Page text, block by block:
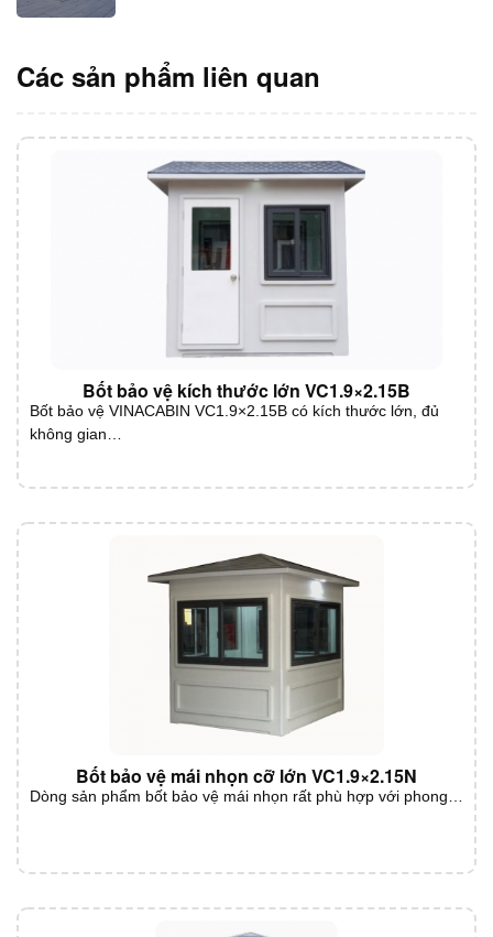
Các sản phẩm liên quan
Bốt bảo vệ kích thước lớn VC1.9×2.15B
Bốt bảo vệ VINACABIN VC1.9×2.15B có kích thước lớn, đủ
không gian…
Bốt bảo vệ mái nhọn cỡ lớn VC1.9×2.15N
Dòng sản phẩm bốt bảo vệ mái nhọn rất phù hợp với phong…